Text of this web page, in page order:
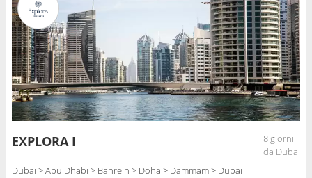
EXPLORA I
8 giorni
da Dubai
Dubai > Abu Dhabi > Bahrein > Doha > Dammam > Dubai